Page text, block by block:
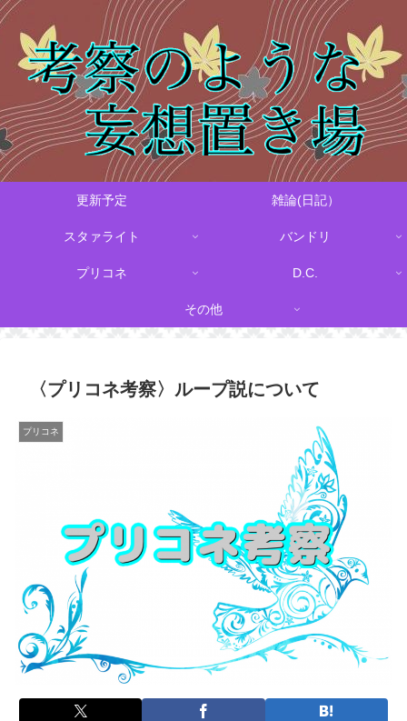
更新予定 雑論(日記）
スタァライト バンドリ
プリコネ D.C.
その他
〈プリコネ考察〉ループ説について
プリコネ